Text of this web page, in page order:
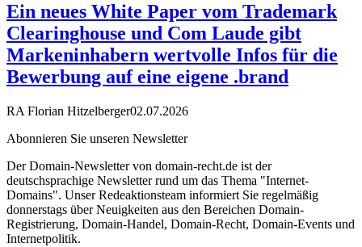
Ein neues White Paper vom Trademark
Clearinghouse und Com Laude gibt
Markeninhabern wertvolle Infos für die
Bewerbung auf eine eigene .brand
RA Florian Hitzelberger02.07.2026
Abonnieren Sie unseren Newsletter
Der Domain-Newsletter von domain-recht.de ist der
deutschsprachige Newsletter rund um das Thema "Internet-
Domains". Unser Redeaktionsteam informiert Sie regelmäßig
donnerstags über Neuigkeiten aus den Bereichen Domain-
Registrierung, Domain-Handel, Domain-Recht, Domain-Events und
Internetpolitik.